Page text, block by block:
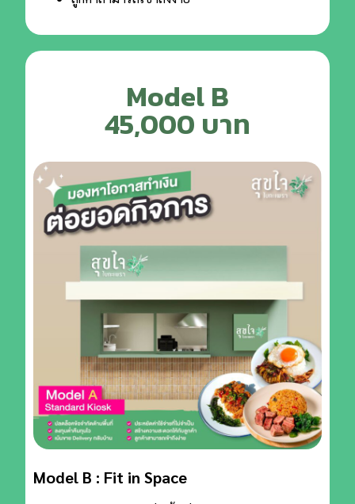
Model B
45,000 บาท
Model B : Fit in Space